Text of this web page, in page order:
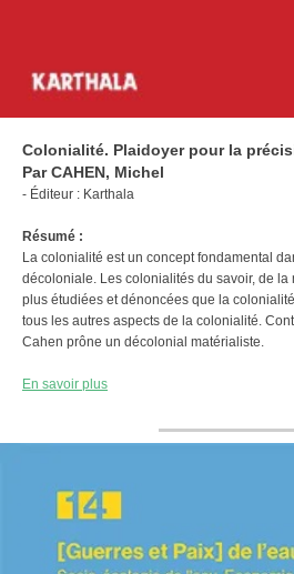
Colonialité. Plaidoyer pour la
Par CAHEN, Michel
- Éditeur : Karthala
Résumé :
La colonialité est un concept fondamental
décoloniale. Les colonialités du savoir, de la
plus étudiées et dénoncées que la
tous les autres aspects de la colonialité.
Cahen prône un décolonial matérialiste.
En savoir plus